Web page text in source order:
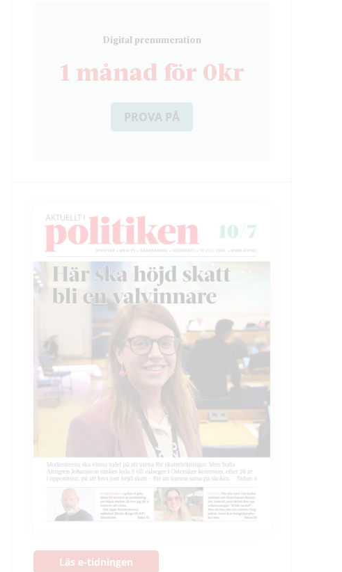
Digital prenumeration
1 månad för 0kr
PROVA PÅ
Läs e-tidningen